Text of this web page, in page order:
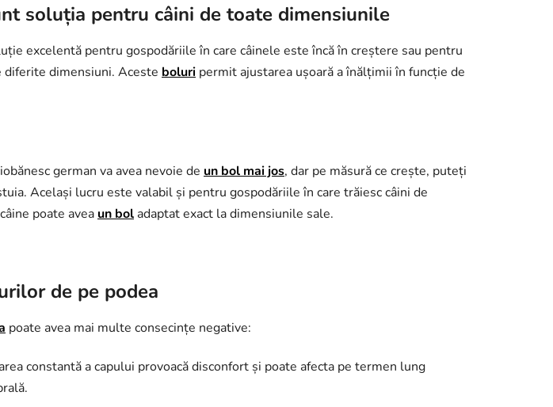
soluția pentru câini de toate dimensiunile
excelentă pentru gospodăriile în care câinele este încă în creștere sau pentru
diferite dimensiuni. Aceste boluri permit ajustarea ușoară a înălțimii în funcție de
german va avea nevoie de un bol mai jos, dar pe măsură ce crește, puteți
Același lucru este valabil și pentru gospodăriile în care trăiesc câini de
poate avea un bol adaptat exact la dimensiunile sale.
de pe podea
poate avea mai multe consecințe negative:
constantă a capului provoacă disconfort și poate afecta pe termen lung